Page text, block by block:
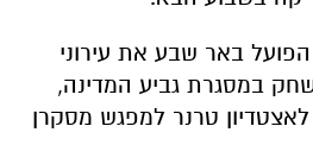
באר שבע את עירוני
במסגרת גביע המדינה,
טרנר למפגש מסקרן